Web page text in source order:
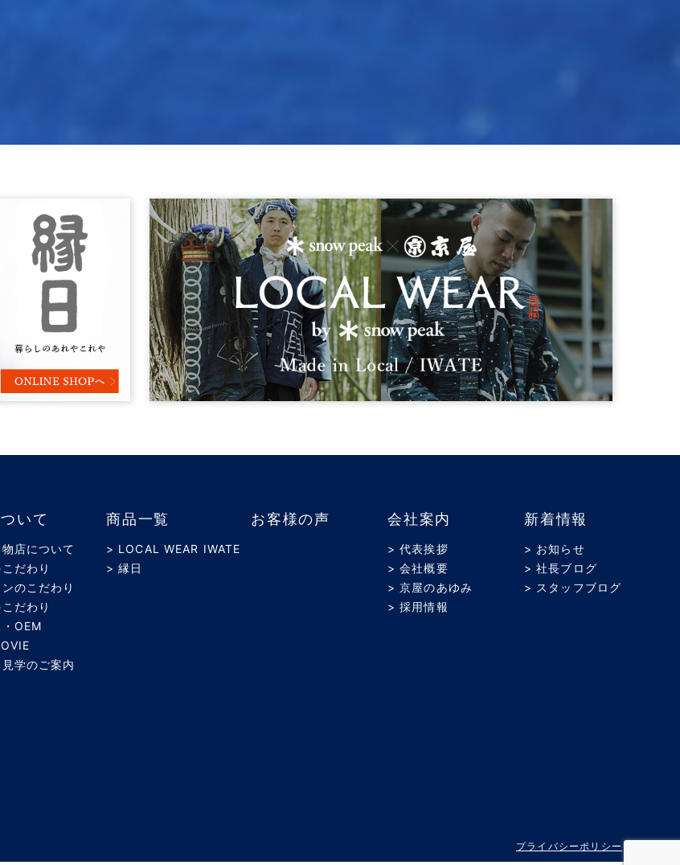
いて
店について
だわり
のこだわり
だわり
OEM
学のご案内
商品一覧
> LOCAL WEAR IWATE
> 縁日
お客様の声 会社案内
> 代表挨拶
> 会社概要
> 京屋のあゆみ
> 採用情報
新着情報
> お知らせ
> 社長ブログ
> スタッフブログ
プライバシーポリシー